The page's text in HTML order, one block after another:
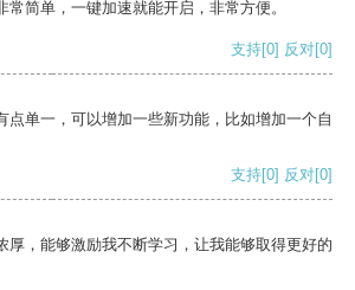
常简单，一键加速就能开启，非常方便。
支持[0] 反对[0]
点单一，可以增加一些新功能，比如增加一个自
支持[0] 反对[0]
厚，能够激励我不断学习，让我能够取得更好的